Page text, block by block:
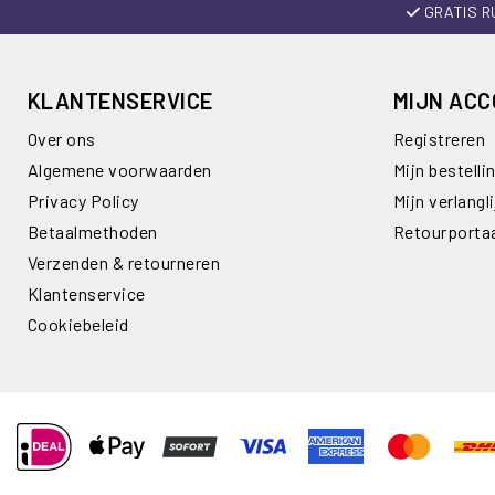
GRATIS
KLANTENSERVICE
Over ons
Algemene voorwaarden
Privacy Policy
Betaalmethoden
Verzenden & retourneren
Klantenservice
Cookiebeleid
MIJN
Registreren
Mijn
Mijn